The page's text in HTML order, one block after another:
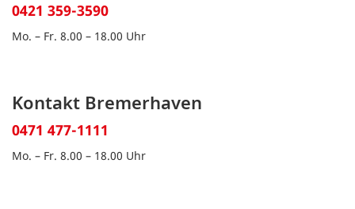
0421 359-3590
Mo. – Fr. 8.00 – 18.00 Uhr
Kontakt Bremerhaven
0471 477-1111
Mo. – Fr. 8.00 – 18.00 Uhr